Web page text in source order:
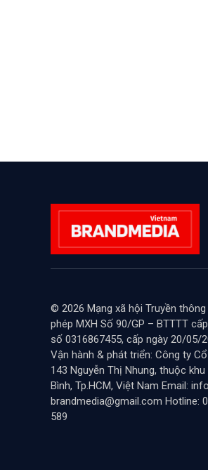
© 2026 Mạng xã hội Truyền
phép MXH Số 90/GP – BTTTT
số 0316867455, cấp ngày 20/05/
Vận hành & phát triển: Công ty
143 Nguyễn Thị Nhung, thuộc
Bình, Tp.HCM, Việt Nam Email:
brandmedia@gmail.com Hotline:
589